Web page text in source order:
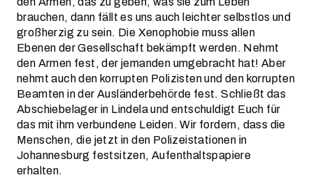
brauchen, dann fällt es uns auch leichter selbstlos und
großherzig zu sein. Die Xenophobie muss allen
Ebenen der Gesellschaft bekämpft werden. Nehmt
den Armen fest, der jemanden umgebracht hat! Aber
nehmt auch den korrupten Polizisten und den korrupten
Beamten in der Ausländerbehörde fest. Schließt das
Abschiebelager in Lindela und entschuldigt Euch für
das mit ihm verbundene Leiden. Wir fordern, dass die
Menschen, die jetzt in den Polizeistationen in
Johannesburg festsitzen, Aufenthaltspapiere
erhalten.